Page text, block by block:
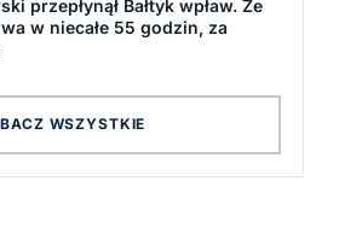
przepłynął Bałtyk wpław. Ze
w niecałe 55 godzin, za
WSZYSTKIE